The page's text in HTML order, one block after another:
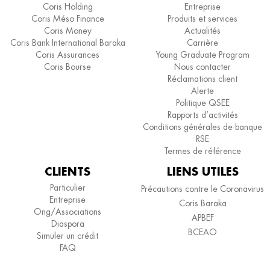
Coris Holding
Coris Méso Finance
Coris Money
Coris Bank International Baraka
Coris Assurances
Coris Bourse
Entreprise
Produits et services
Actualités
Carrière
Young Graduate Program
Nous contacter
Réclamations client
Alerte
Politique QSEE
Rapports d’activités
Conditions générales de banque
RSE
Termes de référence
CLIENTS
Particulier
Entreprise
Ong/Associations
Diaspora
Simuler un crédit
FAQ
LIENS UTILES
Précautions contre le Coronavirus
Coris Baraka
APBEF
BCEAO